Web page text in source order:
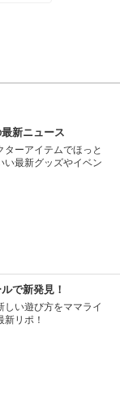
新ニュース
ターアイテムでほっと
い最新グッズやイベン
で新発見！
しい遊び方をママライ
リポ！